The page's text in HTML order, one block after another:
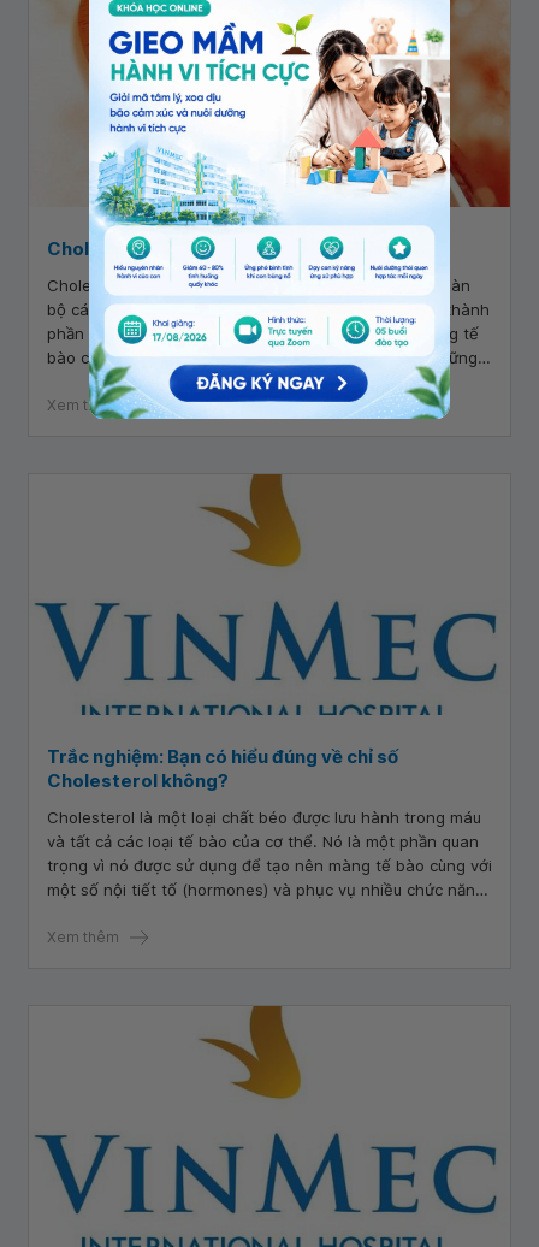
Cholesterol trong máu: Các chỉ số cần biết
Cholesterol vốn là một chất béo nằm trong máu và toàn
bộ các loại tế bào khác nhau của cơ thể. Đây là một thành
phần quan trọng vì nó là tác nhân chính tạo nên màng tế
bào cùng với một số nội tiết tố, đồng thời phục vụ những
chức năng quan trọng khác trong cơ thể con người.
Xem thêm
Trắc nghiệm: Bạn có hiểu đúng về chỉ số
Cholesterol không?
Cholesterol là một loại chất béo được lưu hành trong máu
và tất cả các loại tế bào của cơ thể. Nó là một phần quan
trọng vì nó được sử dụng để tạo nên màng tế bào cùng với
một số nội tiết tố (hormones) và phục vụ nhiều chức năng
cholesterol trong máu sẽ gây ảnh hưởng không tốt đến
Xem thêm